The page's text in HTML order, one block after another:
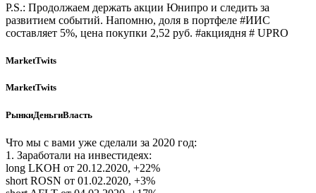
P.S.: Продолжаем держать акции Юнипро и следить за
развитием событий. Напомню, доля в портфеле #ИИС
составляет 5%, цена покупки 2,52 руб. #акциядня # UPRO
MarketTwits
MarketTwits
РынкиДеньгиВласть
Что мы с вами уже сделали за 2020 год:
1. Заработали на инвестидеях:
long LKOH от 20.12.2020, +22%
short ROSN от 01.02.2020, +3%